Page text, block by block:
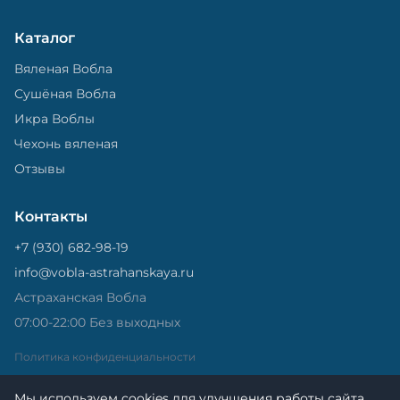
Каталог
Вяленая Вобла
Сушёная Вобла
Икра Воблы
Чехонь вяленая
Отзывы
Контакты
+7 (930) 682-98-19
info@vobla-astrahanskaya.ru
Астраханская Вобла
07:00-22:00 Без выходных
Политика конфиденциальности